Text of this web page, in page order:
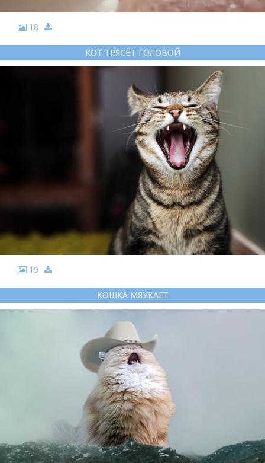
18
КОТ ТРЯСЁТ ГОЛОВОЙ
19
КОШКА МЯУКАЕТ